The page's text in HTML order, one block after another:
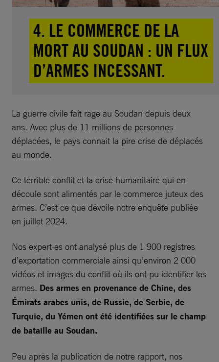
4. LE COMMERCE DE LA
MORT AU SOUDAN : UN FLUX
D’ARMES INCESSANT.
La guerre civile fait rage au Soudan depuis deux
ans. Avec plus de 11 millions de personnes
déplacées, le pays connait la pire crise de déplacés
au monde.
Ce terrible conflit et la crise humanitaire qui en
découle sont alimentés par le commerce juteux des
armes. C’est ce que dévoile notre enquête publiée
en juillet 2024.
Nos expert·es ont analysé plus de 1 900 registres
d’exportation commerciale ainsi qu’environ 2 000
vidéos et images du conflit où ils ont pu identifier les
armes. Des armes en provenance de Chine, des
Émirats arabes unis, de Russie, de Serbie, de
Turquie, du Yémen ont été identifiées sur le champ
de bataille au Soudan.
Peu après la publication de notre rapport, nos